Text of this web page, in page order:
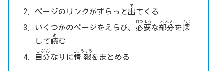
ページのリンクがずらっと出
で
てくる
いくつかのページをえらび、 必要
ひつよう
な部分
ぶぶん
を探
さが
して読
よ
む
自分
じぶん
なりに情報
じょうほう
をまとめる